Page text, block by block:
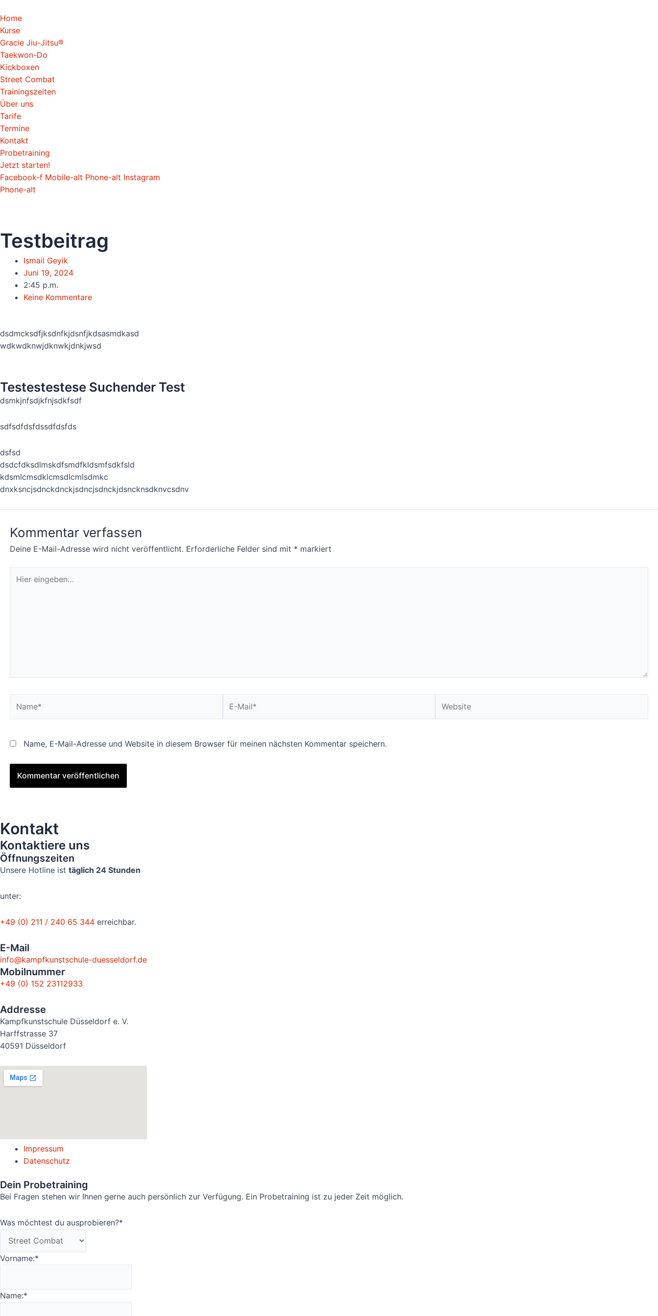
Home
Kurse
Gracie Jiu-Jitsu®
Taekwon-Do
Kickboxen
Street Combat
Trainingszeiten
Über uns
Tarife
Termine
Kontakt
Probetraining
Jetzt starten!
Facebook-f Mobile-alt Phone-alt Instagram
Phone-alt
Testbeitrag
Ismail Geyik
Juni 19, 2024
2:45 p.m.
Keine Kommentare
dsdmcksdfjksdnfkjdsnfjkdsasmdkasd
wdkwdknwjdknwkjdnkjwsd
Testestestese Suchender Test
dsmkjnfsdjkfnjsdkfsdf
sdfsdfdsfdssdfdsfds
dsfsd
dsdcfdksdlmskdfsmdfkldsmfsdkfsld
kdsmlcmsdklcmsdlcmlsdmkc
dnxksncjsdnckdnckjsdncjsdnckjdsncknsdknvcsdnv
Kommentar verfassen
Deine E-Mail-Adresse wird nicht veröffentlicht. Erforderliche Felder sind mit * markiert
eingeben…
Mail*
Name, E-Mail-Adresse und Website in diesem Browser für meinen nächsten Kommentar speichern.
Kontakt
Kontaktiere uns
Öffnungszeiten
Unsere Hotline ist täglich 24 Stunden
unter:
+49 (0) 211 / 240 65 344 erreichbar.
E-Mail
info@kampfkunstschule-duesseldorf.de
Mobilnummer
+49 (0) 152 23112933
Addresse
Kampfkunstschule Düsseldorf e. V.
Harffstrasse 37
40591 Düsseldorf
Impressum
Datenschutz
Dein Probetraining
Bei Fragen stehen wir Ihnen gerne auch persönlich zur Verfügung. Ein Probetraining ist zu jeder Zeit möglich.
Was möchtest du ausprobieren?*
Vorname:*
Name:*